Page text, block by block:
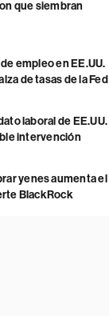
que siembran
empleo en EE.UU.
de tasas de la Fed
laboral de EE.UU.
intervención
yenes aumenta el
BlackRock